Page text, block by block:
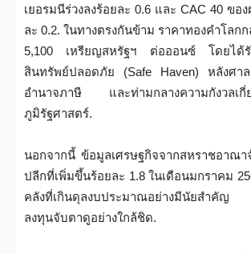
เยอรมนีร่วงลงร้อยละ 0.6 และ CAC 40 ของ
ละ 0.2. ในทางตรงกันข้าม ราคาทองคำโลก
5,100 เหรียญสหรัฐฯ ต่อออนซ์ โดยได้รั
สินทรัพย์ปลอดภัย (Safe Haven) หลังศา
อำนาจภาษี และท่ามกลางความกังวลเกี่
ภูมิรัฐศาสตร์.
นอกจากนี้ ข้อมูลเศรษฐกิจจากสหราชอาณา
ปลีกที่เพิ่มขึ้นร้อยละ 1.8 ในเดือนมกราคม
คลังที่เกินดุลงบประมาณอย่างมีนัยสำคัญ
ลงทุนจับตาดูอย่างใกล้ชิด.